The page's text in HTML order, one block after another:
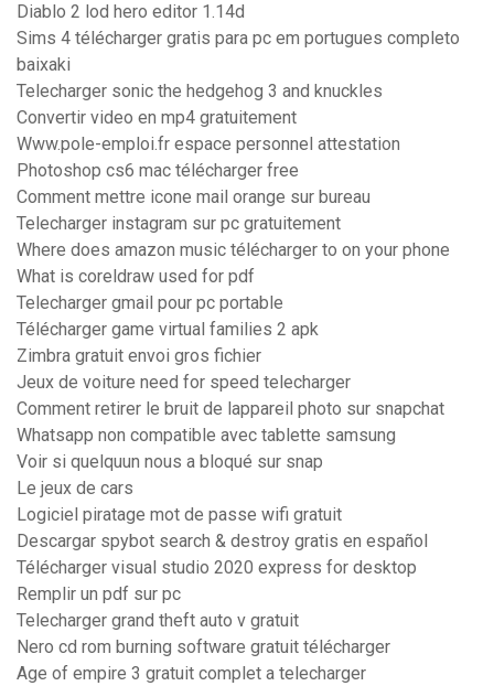
Diablo 2 lod hero editor 1.14d
Sims 4 télécharger gratis para pc em portugues completo
baixaki
Telecharger sonic the hedgehog 3 and knuckles
Convertir video en mp4 gratuitement
Www.pole-emploi.fr espace personnel attestation
Photoshop cs6 mac télécharger free
Comment mettre icone mail orange sur bureau
Telecharger instagram sur pc gratuitement
Where does amazon music télécharger to on your phone
What is coreldraw used for pdf
Telecharger gmail pour pc portable
Télécharger game virtual families 2 apk
Zimbra gratuit envoi gros fichier
Jeux de voiture need for speed telecharger
Comment retirer le bruit de lappareil photo sur snapchat
Whatsapp non compatible avec tablette samsung
Voir si quelquun nous a bloqué sur snap
Le jeux de cars
Logiciel piratage mot de passe wifi gratuit
Descargar spybot search & destroy gratis en español
Télécharger visual studio 2020 express for desktop
Remplir un pdf sur pc
Telecharger grand theft auto v gratuit
Nero cd rom burning software gratuit télécharger
Age of empire 3 gratuit complet a telecharger